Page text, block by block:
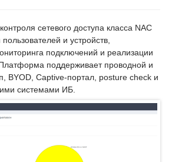
сетевого доступа класса NAC
и устройств,
подключений и реализации
поддерживает проводной и
BYOD, Captive-портал, posture check и
системами ИБ.